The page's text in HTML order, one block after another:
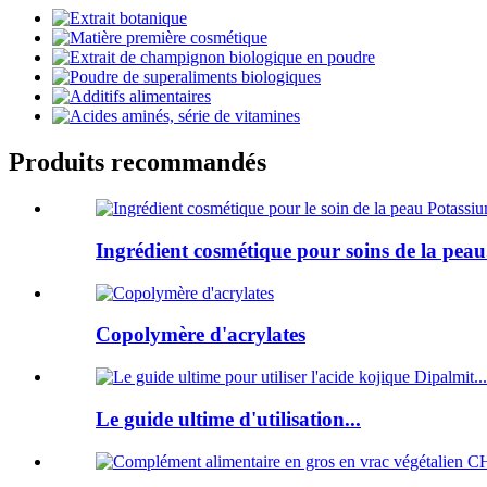
Produits recommandés
Ingrédient cosmétique pour soins de la
Copolymère d'acrylates
Le guide ultime d'utilisation...